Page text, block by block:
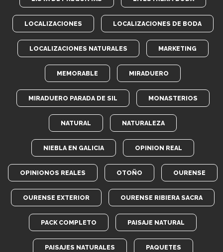
LOCALIZACIONES LOCALIZACIONES DE BODA
LOCALIZACIONES NATURALES MARKETING
MEMORABLE MIRADUERO
MIRADUERO PARADA DE SIL MONASTERIOS
NATURAL NATURALEZA
NIEBLA EN GALICIA OPINION REAL
OPINIONOS REALES OTOÑO OURENSE
OURENSE EXTERIOR OURENSE RIBIERA SACRA
PACK COMPLETO PAISAJE NATURAL
PAISAJES NATURALES PAQUETES